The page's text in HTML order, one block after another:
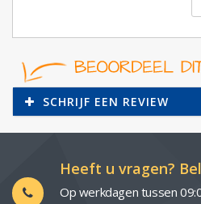
SCHRIJF EEN REVIEW
Heeft u vragen?
Op werkdagen tussen